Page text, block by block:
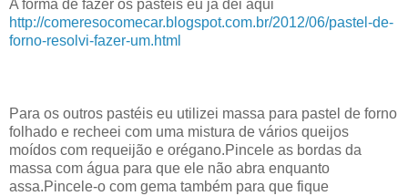
A forma de fazer os pastéis eu ja dei aqui
http://comeresocomecar.blogspot.com.br/2012/06/pastel-de-
forno-resolvi-fazer-um.html
Para os outros pastéis eu utilizei massa para pastel de forno
folhado e recheei com uma mistura de vários queijos
moídos com requeijão e orégano.Pincele as bordas da
massa com água para que ele não abra enquanto
assa.Pincele-o com gema também para que fique